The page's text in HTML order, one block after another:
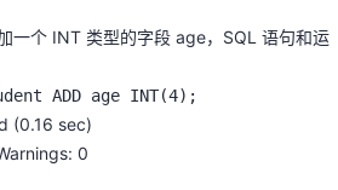
一个 INT 类型的字段 age，SQL 语句和运
ADD age INT(4);
(0.16 sec)
0